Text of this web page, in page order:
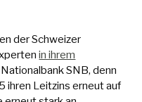
der Schweizer
in ihrem
SNB, denn
ihren Leitzins erneut auf